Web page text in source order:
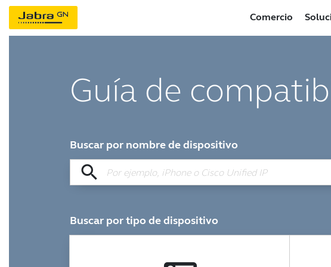
Comercio
Guía de
Buscar por nombre de dispositivo
search
Buscar por tipo de dispositivo